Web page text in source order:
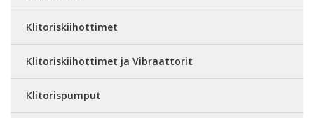
Klitoriskiihottimet
Klitoriskiihottimet ja Vibraattorit
Klitorispumput